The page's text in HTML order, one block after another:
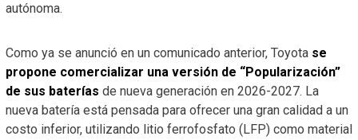
autónoma.
Como ya se anunció en un comunicado anterior, Toyota se
propone comercializar una versión de “Popularización”
de sus baterías de nueva generación en 2026-2027. La
nueva batería está pensada para ofrecer una gran calidad a un
costo inferior, utilizando litio ferrofosfato (LFP) como material